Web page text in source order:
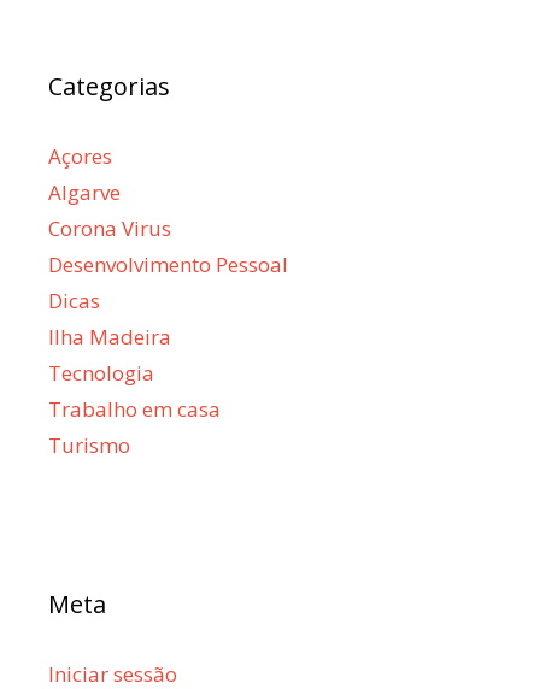
Categorias
Açores
Algarve
Corona Virus
Desenvolvimento Pessoal
Dicas
Ilha Madeira
Tecnologia
Trabalho em casa
Turismo
Meta
Iniciar sessão